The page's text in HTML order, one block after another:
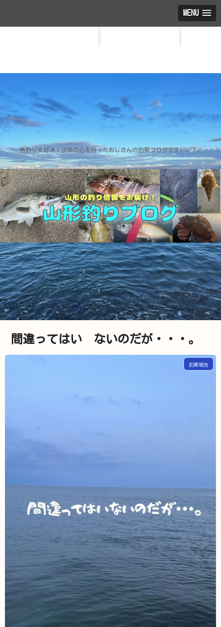
MENU
魚釣り大好き！少年の心を持ったおじさんの釣果ブログです('ω')ノ
間違ってはい ないのだが・・・。
釣果報告